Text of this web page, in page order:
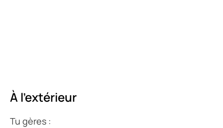
À l’extérieur
Tu gères :